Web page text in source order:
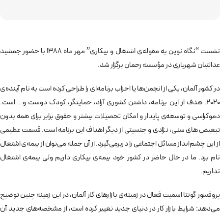
نشست “نگاه نوین به مقوله­‌ی اشتغال و بیکاری” مهر ماه 1388 با حضور جمشید
عدالتیان شهریاری در مؤسسه رحمان برگزار شد.
در کشور آلمان، یکی از انجمن‌ها یا احزاب برنامه­‌ای را طراحی کرده است به­ نام آینده‌ی
2020. هدف از این برنامه، داشتن کشوری آزاد، حمایت­گر، کودک­ دوست و… است.
دموکراسی و توسعه‌ی پایدار و امکان تحصیلات بیشتر و حقوق برابر برای همه بدون
تبعیض­ های سنی، نژادی و جنسیتی از دیگر اهداف این برنامه است. قسمت عظیمی
از این چشم‌­انداز مسائل اجتماعی را دربرمی­‌گیرد. از آن جمله می­‌توان از بیمه‌ی اشتغال
نام برد. ما در حال حاضر در کشور خود بیمه­‌ی بیکاری داریم ولی بیمه­‌ی اشتغال
نداریم.
پروفسور گونتا اسمیت فعال در زمینه­‌ی بازارهای کار آلمان، در این زمینه چنین توضیح
می­‌دهد: شرایط بازار کار در دنیای جدید تغییر کرده است، از مشخصه‌های جدید آن